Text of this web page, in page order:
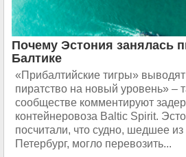
Почему Эстония занялась
Балтике
«Прибалтийские тигры»
пиратство на новый уровень» –
сообществе комментируют
контейнеровоза Baltic Spirit.
посчитали, что судно, шедшее
Петербург, могло перевозить...